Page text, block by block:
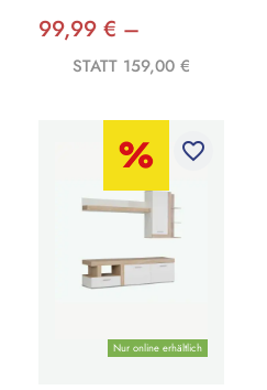
99,99 € –
STATT 159,00 €
Nur online erhältlich
favorite_border